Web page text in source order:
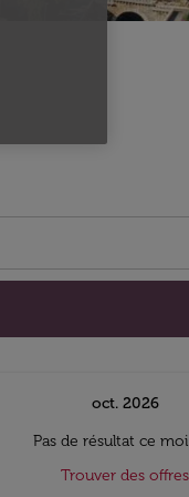
oct. 2026
Pas de résultat ce
Trouver des offres